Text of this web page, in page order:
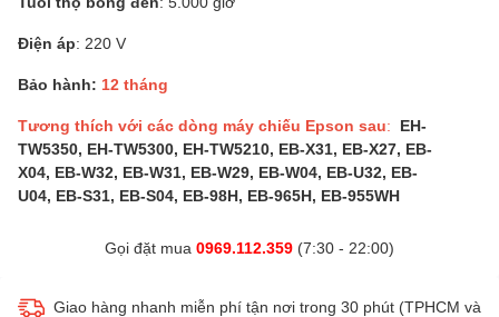
Điện áp: 220 V
Bảo hành: 12 tháng
Tương thích với các dòng máy chiếu Epson sau: EH-
TW5350, EH-TW5300, EH-TW5210, EB-X31, EB-X27, EB-
X04, EB-W32, EB-W31, EB-W29, EB-W04, EB-U32, EB-
U04, EB-S31, EB-S04, EB-98H, EB-965H, EB-955WH
Gọi đặt mua 0969.112.359 (7:30 - 22:00)
Giao hàng nhanh miễn phí tận nơi trong 30 phút (TPHCM và